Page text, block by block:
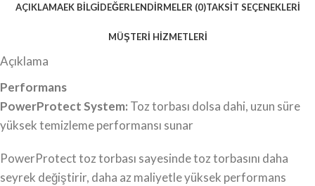
AÇIKLAMAEK BILGIDEĞERLENDIRMELER (0)TAKSIT SEÇENEKLERI
MÜŞTERI HIZMETLERI
Açıklama
Performans
PowerProtect System: Toz torbası dolsa dahi, uzun süre
yüksek temizleme performansı sunar
PowerProtect toz torbası sayesinde toz torbasını daha
seyrek değiştirir, daha az maliyetle yüksek performans